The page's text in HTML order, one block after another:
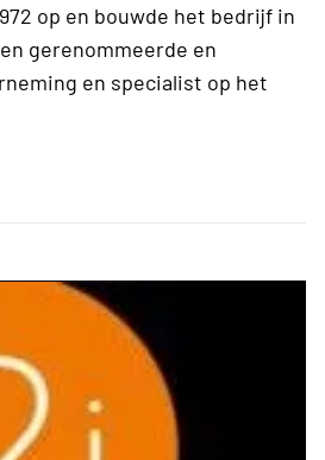
op en bouwde het bedrijf in
gerenommeerde en
en specialist op het